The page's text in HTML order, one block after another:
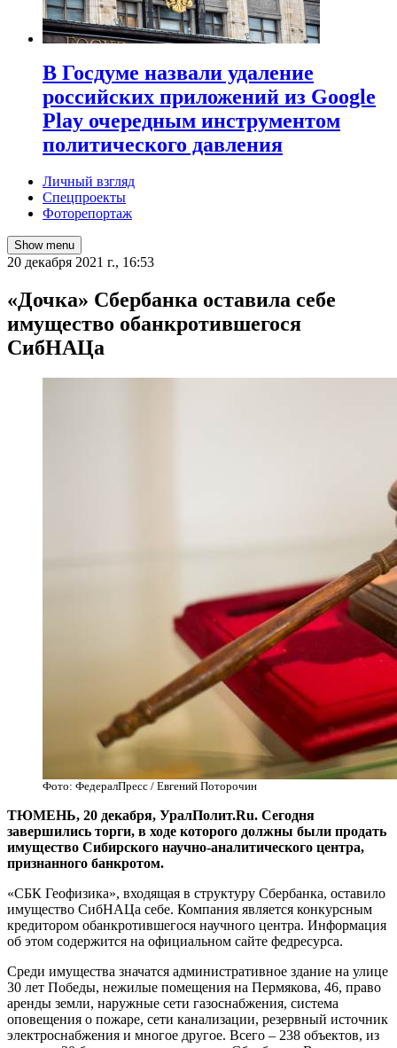
В Госдуме назвали удаление
российских приложений из Google
Play очередным инструментом
политического давления
Личный взгляд
Спецпроекты
Фоторепортаж
Show menu
20 декабря 2021 г., 16:53
​«Дочка» Сбербанка оставила себе
имущество обанкротившегося
СибНАЦа
Фото: ФедералПресс / Евгений Поторочин
ТЮМЕНЬ, 20 декабря, УралПолит.Ru. Сегодня
завершились торги, в ходе которого должны были продать
имущество Сибирского научно-аналитического центра,
признанного банкротом.
«СБК Геофизика», входящая в структуру Сбербанка, оставило
имущество СибНАЦа себе. Компания является конкурсным
кредитором обанкротившегося научного центра. Информация
об этом содержится на официальном сайте федресурса.
Среди имущества значатся административное здание на улице
30 лет Победы, нежилые помещения на Пермякова, 46, право
аренды земли, наружные сети газоснабжения, система
оповещения о пожаре, сети канализации, резервный источник
электроснабжения и многое другое. Всего – 238 объектов, из